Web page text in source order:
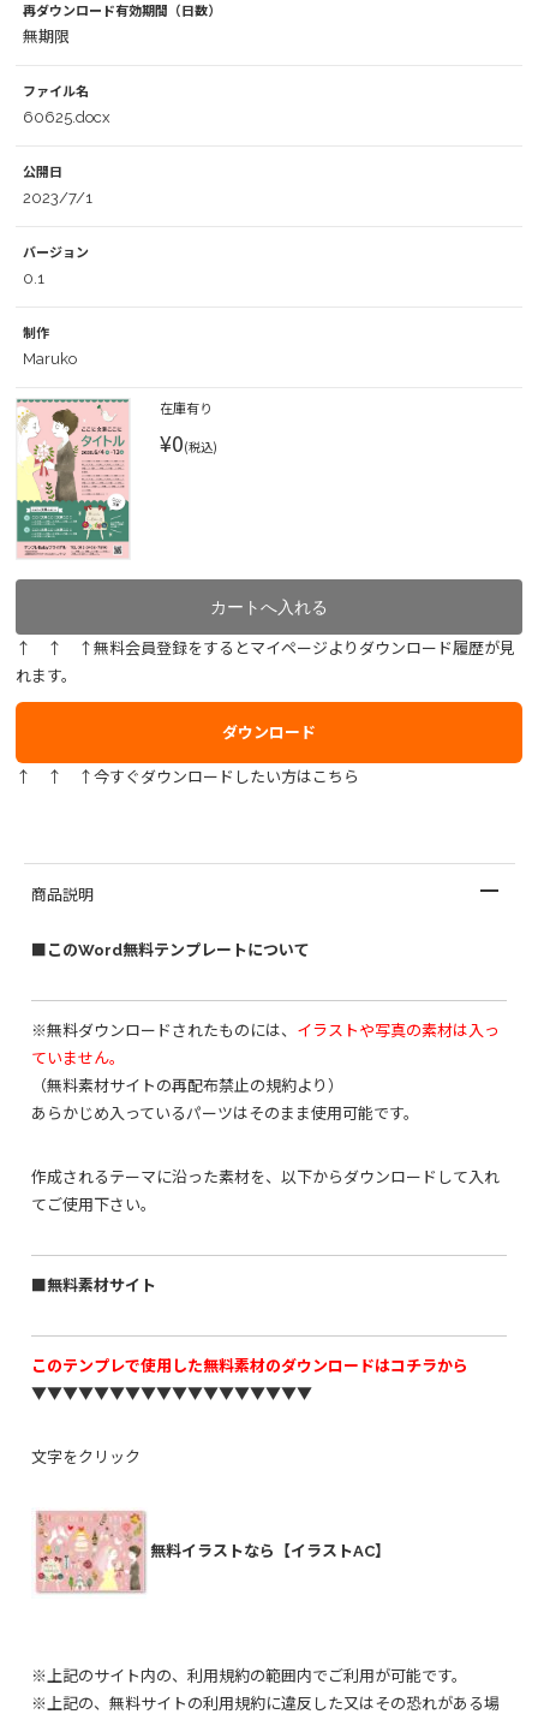
再ダウンロード有効期間（日数）
無期限
ファイル名
60625.docx
公開日
2023/7/1
バージョン
0.1
制作
Maruko
在庫有り
¥0(税込)
↑ ↑ ↑無料会員登録をするとマイページよりダウンロード履歴が見
れます。
ダウンロード
↑ ↑ ↑今すぐダウンロードしたい方はこちら
商品説明
■このWord無料テンプレートについて
※無料ダウンロードされたものには、 イラストや写真の素材は入っ
ていません。
（無料素材サイトの再配布禁止の規約より）
あらかじめ入っているパーツはそのまま使用可能です。
作成されるテーマに沿った素材を、以下からダウンロードして入れ
てご使用下さい。
■無料素材サイト
このテンプレで使用した無料素材のダウンロードはコチラから
▼▼▼▼▼▼▼▼▼▼▼▼▼▼▼▼▼▼
文字をクリック
無料イラストなら【イラストAC】
※上記のサイト内の、利用規約の範囲内でご利用が可能です。
※上記の、無料サイトの利用規約に違反した又はその恐れがある場